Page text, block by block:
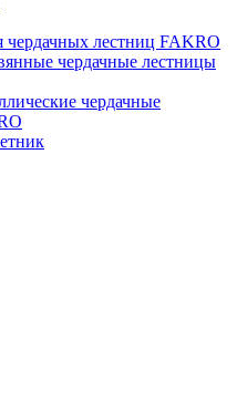
чердачных лестниц FAKRO
чердачные лестницы
чердачные